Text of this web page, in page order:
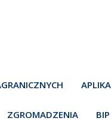
ZGROMADZENIA BIP